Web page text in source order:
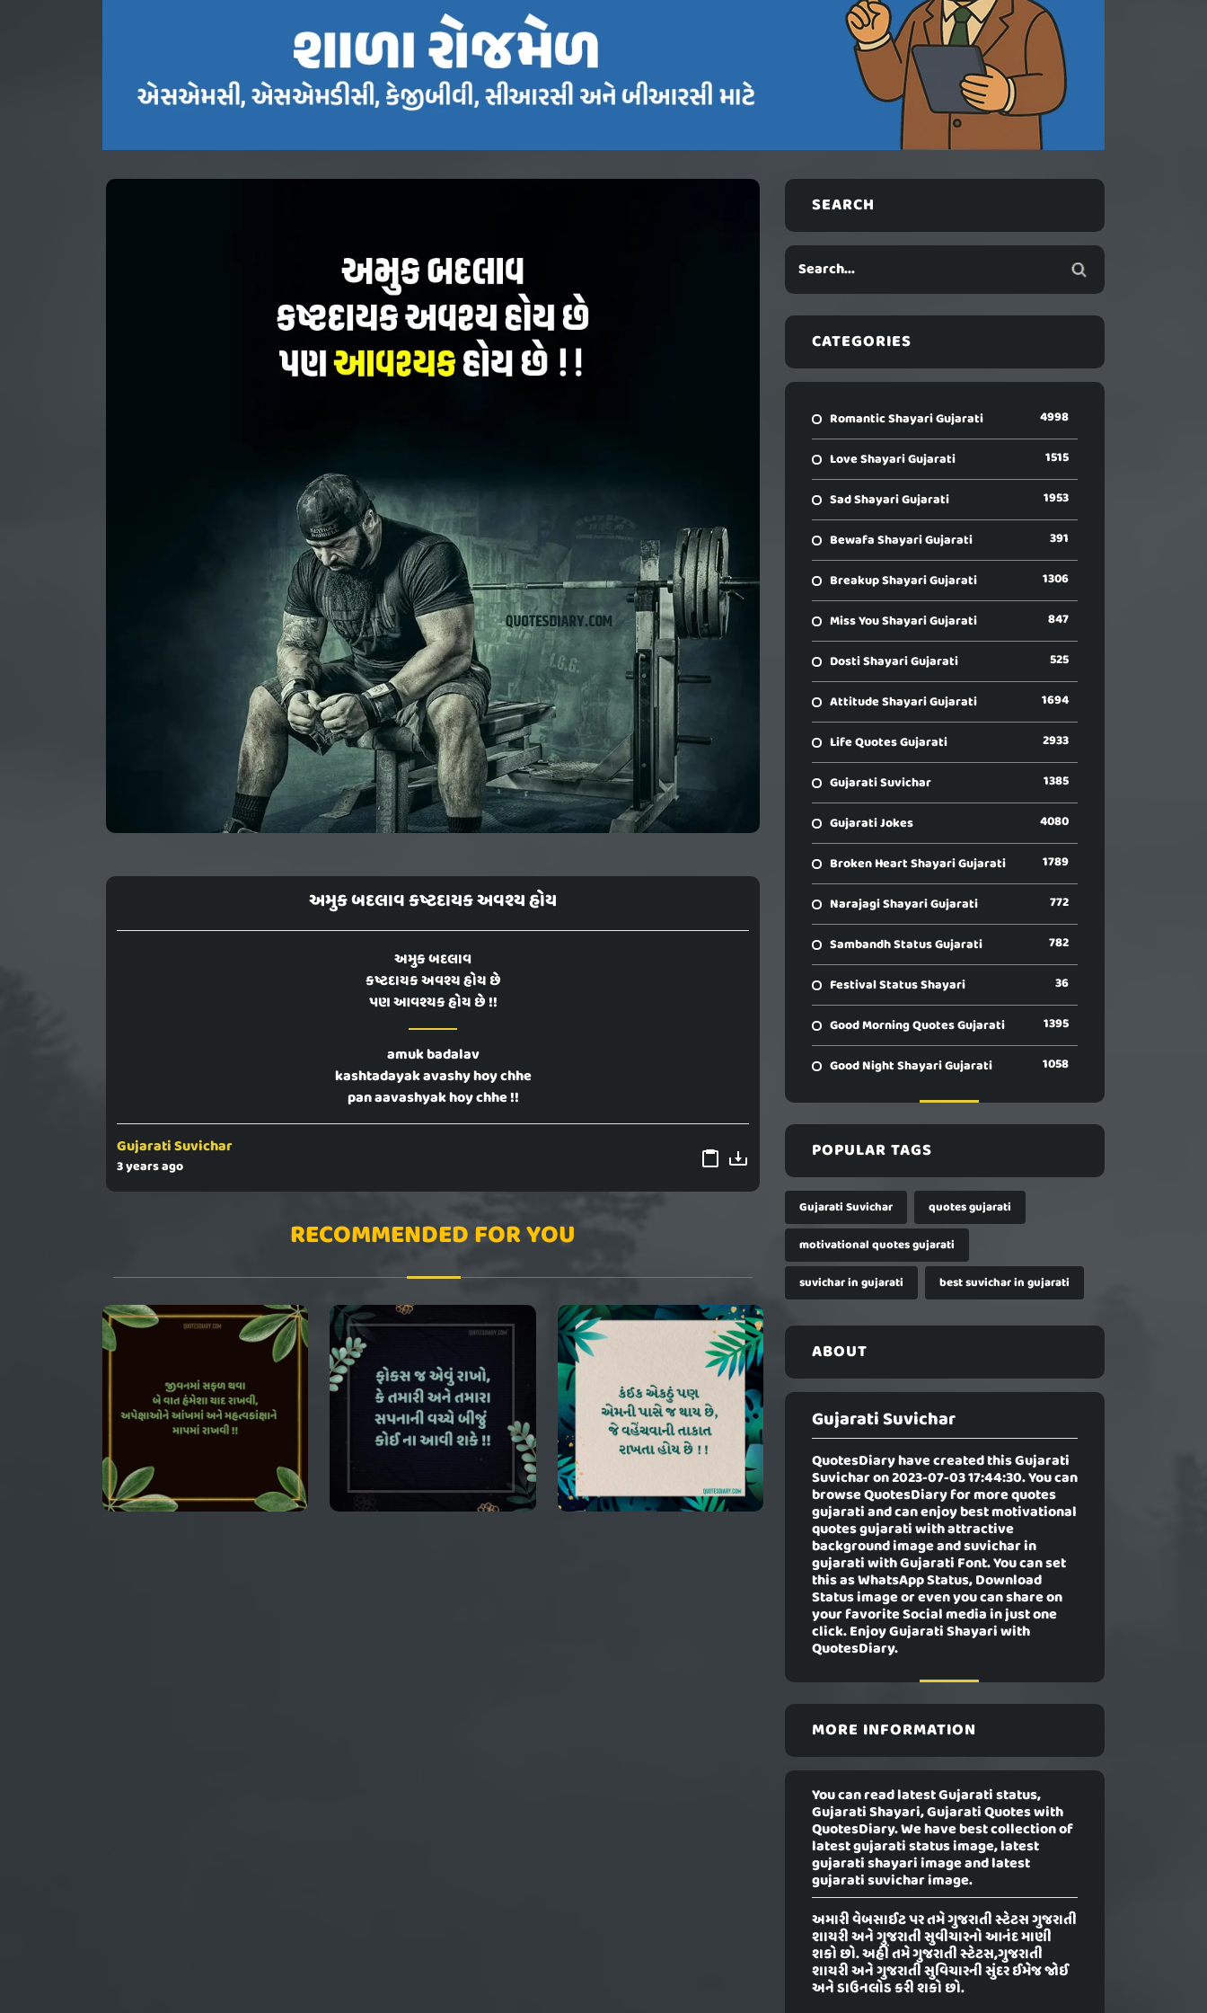
અમુક બદલાવ કષ્ટદાયક અવશ્ય હોય
અમુક બદલાવ
કષ્ટદાયક અવશ્ય હોય છે
પણ આવશ્યક હોય છે !!
amuk badalav
kashtadayak avashy hoy chhe
pan aavashyak hoy chhe !!
Gujarati Suvichar
3 years ago
RECOMMENDED FOR YOU
SEARCH
CATEGORIES
Romantic Shayari Gujarati 4998
Love Shayari Gujarati 1515
Sad Shayari Gujarati 1953
Bewafa Shayari Gujarati 391
Breakup Shayari Gujarati 1306
Miss You Shayari Gujarati 847
Dosti Shayari Gujarati 525
Attitude Shayari Gujarati 1694
Life Quotes Gujarati 2933
Gujarati Suvichar 1385
Gujarati Jokes 4080
Broken Heart Shayari Gujarati 1789
Narajagi Shayari Gujarati 772
Sambandh Status Gujarati 782
Festival Status Shayari 36
Good Morning Quotes Gujarati 1395
Good Night Shayari Gujarati 1058
POPULAR TAGS
Gujarati Suvichar
quotes gujarati
motivational quotes gujarati
suvichar in gujarati
best suvichar in gujarati
ABOUT
Gujarati Suvichar
QuotesDiary have created thisGujarati
Suvicharon 2023-07-03 17:44:30. You can
browse QuotesDiary for more quotes
gujarati and can enjoy best motivational
quotes gujarati with attractive
background image and suvichar in
gujarati with Gujarati Font. You can set
this as WhatsApp Status, Download
Status image or even you can share on
your favorite Social media in just one
click. Enjoy Gujarati Shayari with
QuotesDiary.
MORE INFORMATION
You can read latest Gujarati status,
Gujarati Shayari, Gujarati Quotes with
QuotesDiary. We have best collection of
latest gujarati status image, latest
gujarati shayari image and latest
gujarati suvichar image.
અમારી વેબસાઈટ પર તમે ગુજરાતી સ્ટેટસ ગુજરાતી
શાયરી અને ગુજરાતી સુવીચારનો આનંદ માણી
શકો છો. અહીં તમે ગુજરાતી સ્ટેટસ,ગુજરાતી
શાયરી અને ગુજરાતી સુવિચારની સુંદર ઈમેજ જોઈ
અને ડાઉનલોડ કરી શકો છો.